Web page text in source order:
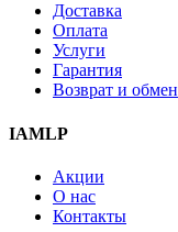
Доставка
Оплата
Услуги
Гарантия
Возврат и обмен
IAMLP
Акции
О нас
Контакты